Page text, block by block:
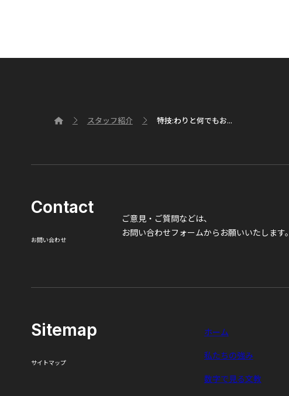
スタッフ紹介 特技:わりと何でもお...
Contact
お問い合わせ
ご意見・ご質問などは、
お問い合わせフォームからお願いいたします。
Sitemap
サイトマップ
ホーム
私たちの強み
数字で見る文教